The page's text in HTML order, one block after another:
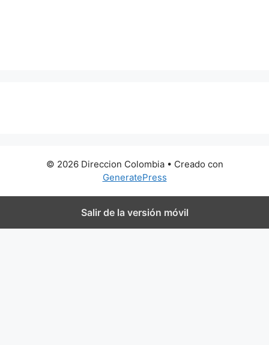
© 2026 Direccion Colombia• Creado con
GeneratePress
Salir de la versión móvil